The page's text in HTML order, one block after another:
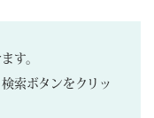
す。
索ボタンをクリッ